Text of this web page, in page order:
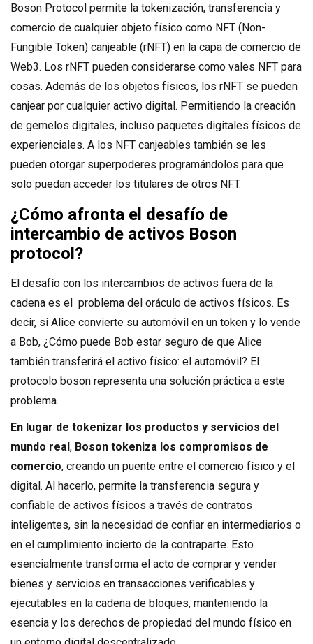
Boson Protocol permite la tokenización, transferencia y
comercio de cualquier objeto físico como NFT (Non-
Fungible Token) canjeable (rNFT) en la capa de comercio de
Web3. Los rNFT pueden considerarse como vales NFT para
cosas. Además de los objetos físicos, los rNFT se pueden
canjear por cualquier activo digital. Permitiendo la creación
de gemelos digitales, incluso paquetes digitales físicos de
experienciales. A los NFT canjeables también se les
pueden otorgar superpoderes programándolos para que
solo puedan acceder los titulares de otros NFT.
¿Cómo afronta el desafío de
intercambio de activos Boson
protocol?
El desafío con los intercambios de activos fuera de la
cadena es el problema del oráculo de activos físicos. Es
decir, si Alice convierte su automóvil en un token y lo vende
a Bob, ¿Cómo puede Bob estar seguro de que Alice
también transferirá el activo físico: el automóvil? El
protocolo boson representa una solución práctica a este
problema.
En lugar de tokenizar los productos y servicios del
mundo real, Boson tokeniza los compromisos de
comercio, creando un puente entre el comercio físico y el
digital. Al hacerlo, permite la transferencia segura y
confiable de activos físicos a través de contratos
inteligentes, sin la necesidad de confiar en intermediarios o
en el cumplimiento incierto de la contraparte. Esto
esencialmente transforma el acto de comprar y vender
bienes y servicios en transacciones verificables y
ejecutables en la cadena de bloques, manteniendo la
esencia y los derechos de propiedad del mundo físico en